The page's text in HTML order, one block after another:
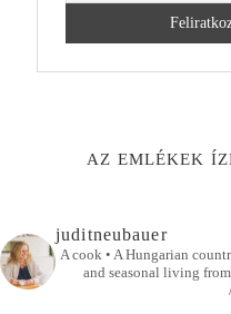
AZ EMLÉKEK
juditneubauer
A cook • A Hungarian
and seasonal living